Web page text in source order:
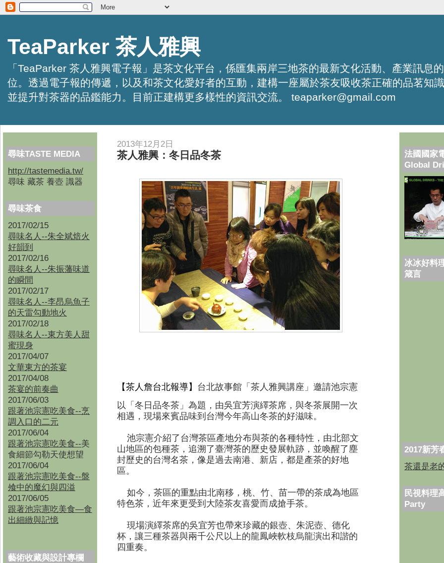
TeaParker 茶人雅興
「TeaParker 茶人雅興電子報」是茶文化平台，係匯集兩岸三地茶的最新文化活動、產業訊息
位。透過電子報的傳遞，以及和茶文化愛好者的互動，建構一座屬於茶友吸收茶正確的品茗知
並提升對茶器的品鑑能力。目前正建構更多樣性的資訊交流。 teaparker@gmail.com
尋味TASTE MEDIA
http://tastemedia.tw/
尋味 藏茶 養壺 識器
尋味茶食
2017/02/15
尋味名人--朱全斌焙火
好韻到
2017/02/16
尋味名人--朱振藩味道
的瞬間
2017/02/17
尋味名人--李昂烏魚子
的天雷勾動地火
2017/02/18
尋味名人--東方美人甜
蜜現身
2017/04/07
文華東方的茶宴
2017/04/08
茶宴的前奏曲
2017/06/03
跟著池宗憲吃美食--烹
調入口的二元
2017/06/04
跟著池宗憲吃美食--美
食細節勾勒天使想望
2017/06/04
跟著池宗憲吃美食--盤
飧中的魔幻與四溢
2017/06/05
跟著池宗憲吃美食—食
出細緻與記憶
藝術收藏與設計專欄
2013年12月2日
茶人雅興：冬日品冬茶
【茶人詹台北報導】 台北故事館「茶人雅興講座」邀請池宗憲
以「冬日品冬茶」為題，由吳宜芳演繹茶席，與冬茶展開一次
相遇，現場來賓品味到台灣今年高山冬茶的好滋味。
池宗憲介紹了台灣茶區產地分布與茶的各種特性，由北部文
山地區的包種茶，追溯了臺灣茶的歷史發展軌跡，並喚醒了塵
封歷史的台灣名茶，像是過去南港、新店，都是產茶的好地
區。
如今，茶區的重點由北南移，桃、竹、苗一帶的茶成為地區
特色茶，近年來更受到大陸茶友喜愛而成搶手茶。
現場演繹茶席的吳宜芳也帶來珍藏的銀壺、朱泥壺、德化
杯，讓三種茶器與兩千公尺以上的龍鳳峽軟枝烏龍演出和諧的
四重奏。
法國國家
Global
冰冰好料
箴言
2017新芳
茶還是老
民視料理
Party